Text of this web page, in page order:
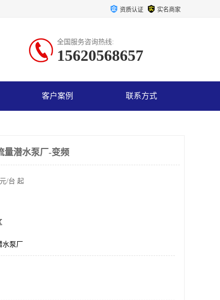
资质认证 实名商家
全国服务咨询热线:
15620568657
客户案例 联系方式
量潜水泵厂-变频
/台 起
泵厂